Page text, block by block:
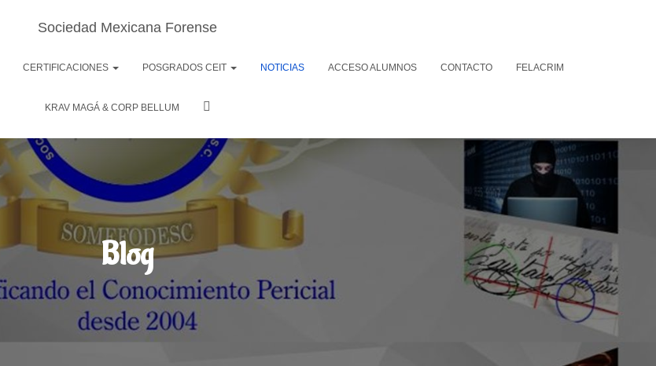
Sociedad Mexicana Forense
CERTIFICACIONES POSGRADOS CEIT NOTICIAS ACCESO ALUMNOS CONTACTO FELACRIM
KRAV MAGÁ & CORP BELLUM
Blog